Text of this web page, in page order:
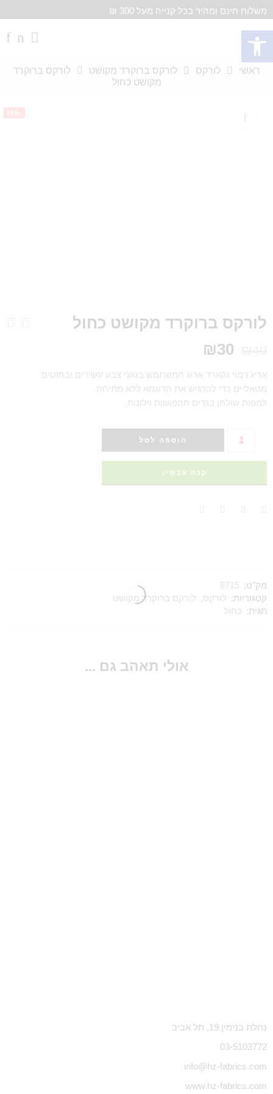
משלוח חינם ומהיר בכל קנייה מעל 300 ₪
ראשי לורקס לורקס ברוקרד מקושט
לורקס ברוקרד
מקושט כחול
-25%
לורקס ברוקרד מקושט כחול
₪30
אריג דמוי גקארד ארוג המשתמש בגווני צבע עשירים ובחוטים
מטאליים כדי להדגיש את הדוגמא ללא מתיחה.
למפות שולחן בגדים תחפושות וילונות.
הוספה לסל
קנה עכשיו
מק"ט: 8715
קטגוריות: לורקס, לורקס ברוקרד מקושט
תגית: כחול
אולי תאהב גם ...
נחלת בנימין 19, תל אביב
03-5103772
info@hz-fabrics.com
www.hz-fabrics.com
פתח סרגל נגישות